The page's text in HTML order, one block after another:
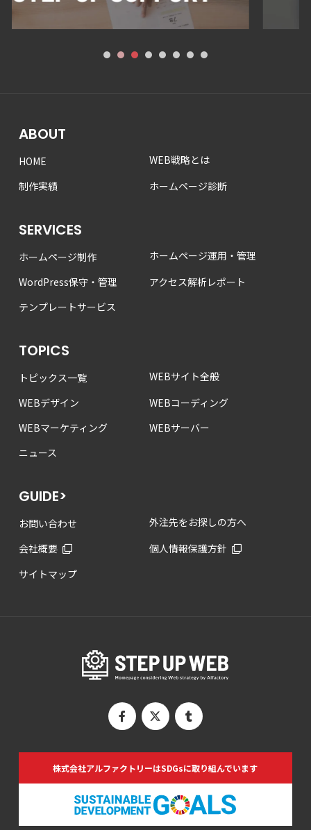
1 2 3 4 5 6 7 8
ABOUT
HOME
WEB戦略とは
制作実績
ホームページ診断
SERVICES
ホームページ制作
ホームページ運用・管理
WordPress保守・管理
アクセス解析レポート
テンプレートサービス
TOPICS
トピックス一覧
WEBサイト全般
WEBデザイン
WEBコーディング
WEBマーケティング
WEBサーバー
ニュース
GUIDE>
お問い合わせ
外注先をお探しの方へ
会社概要
個人情報保護方針
サイトマップ
株式会社アルファクトリーはSDGsに取り組んでいます